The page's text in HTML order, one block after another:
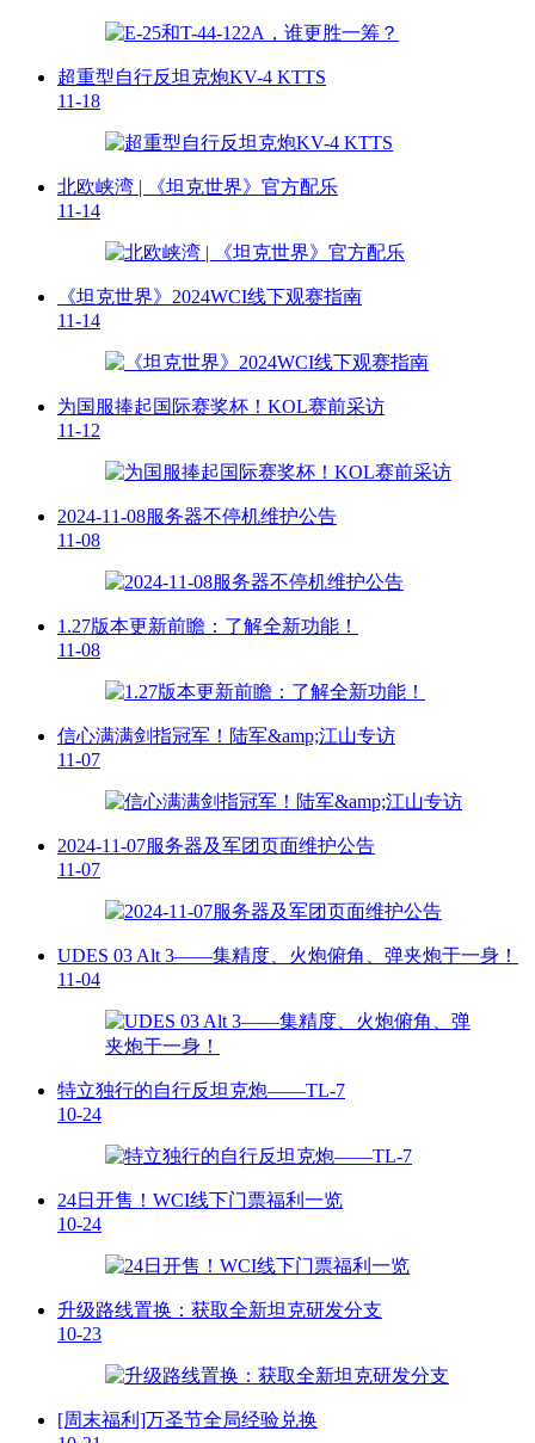
超重型自行反坦克炮KV-4 KTTS
11-18
北欧峡湾 | 《坦克世界》官方配乐
11-14
《坦克世界》2024WCI线下观赛指南
11-14
为国服捧起国际赛奖杯！KOL赛前采访
11-12
2024-11-08服务器不停机维护公告
11-08
1.27版本更新前瞻：了解全新功能！
11-08
信心满满剑指冠军！陆军&amp;江山专访
11-07
2024-11-07服务器及军团页面维护公告
11-07
UDES 03 Alt 3——集精度、火炮俯角、弹夹炮于一身！
11-04
特立独行的自行反坦克炮——TL-7
10-24
24日开售！WCI线下门票福利一览
10-24
升级路线置换：获取全新坦克研发分支
10-23
[周末福利]万圣节全局经验兑换